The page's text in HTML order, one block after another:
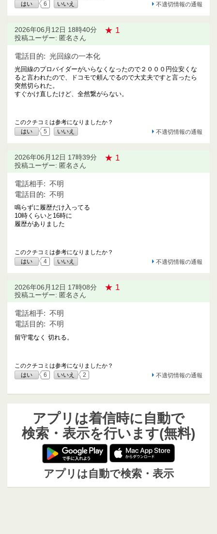
はい
6 いいえ 不適切情報の通報
2026年06月12日 18時40分 ★ 1
投稿ユーザー: 匿名さん
電話目的: 光回線の一本化
光回線のプロバイダーがいらなくなったので２０００円位安くな
ると言われたので、ドコモで頼んでるので大丈夫ですと言ったら
突然切られた。
すぐかけ直したけど、全然繋がらない。
このクチコミは参考になりましたか？
はい
5 いいえ 不適切情報の通報
2026年06月12日 17時39分 ★ 1
投稿ユーザー: 匿名さん
電話相手: 不明
電話目的: 不明
鳴らずに履歴だけ入ってる
10時くらいと16時に
履歴がありました
このクチコミは参考になりましたか？
はい
4 いいえ 不適切情報の通報
2026年06月12日 17時08分 ★ 1
投稿ユーザー: 匿名さん
電話相手: 不明
電話目的: 不明
留守電なく 切れる。
このクチコミは参考になりましたか？
はい
6 いいえ 2 不適切情報の通報
アプリは着信時に自動で
検索・表示を行います(無料)
アプリは自動で検索・表示